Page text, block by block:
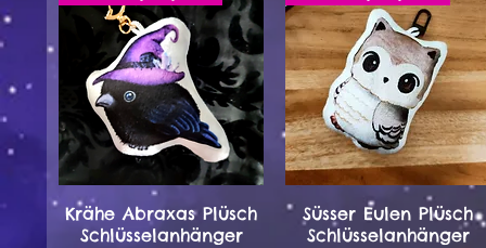
Krähe Abraxas Plüsch
Schlüsselanhänger
Süsser Eulen Plüsch
Schlüsselanhänger